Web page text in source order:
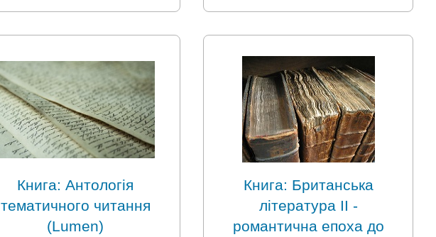
Книга: Антологія
тематичного читання
(Lumen)
Книга: Британська
література II -
романтична епоха до